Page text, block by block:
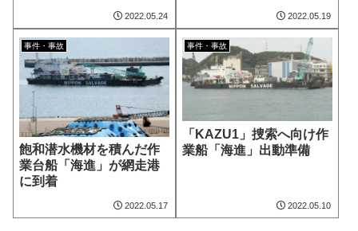
2022.05.24 2022.05.19
事件・事故
飽和潜水機材を積んだ作
業台船「海進」が網走港
に到着
2022.05.17
事件・事故
「KAZU1」捜索へ向け作
業船「海進」出動準備
2022.05.10